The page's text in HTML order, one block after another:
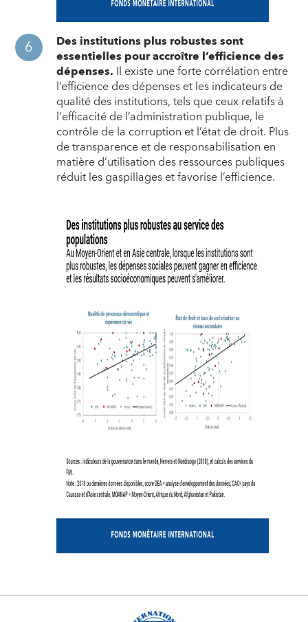
Des institutions plus robustes sont
essentielles pour accroître l’efficience des
dépenses. Il existe une forte corrélation entre
l’efficience des dépenses et les indicateurs de
qualité des institutions, tels que ceux relatifs à
l'efficacité de l’administration publique, le
contrôle de la corruption et l’état de droit. Plus
de transparence et de responsabilisation en
matière d’utilisation des ressources publiques
réduit les gaspillages et favorise l’efficience.